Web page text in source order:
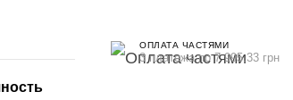
ОПЛАТА ЧАСТЯМИ
3 платежа по 7 995.33 грн